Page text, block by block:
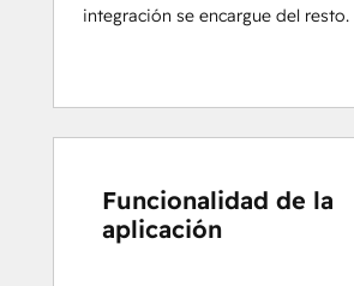
integración se encargue del resto.
Funcionalidad de la
aplicación